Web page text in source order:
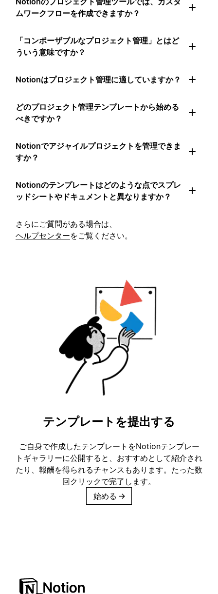
ムワークフローを作成できますか？
「コンポーザブルなプロジェクト管理」とはど
ういう意味ですか？
Notionはプロジェクト管理に適していますか？
どのプロジェクト管理テンプレートから始める
べきですか？
Notionでアジャイルプロジェクトを管理できま
すか？
Notionのテンプレートはどのような点でスプレ
ッドシートやドキュメントと異なりますか？
さらにご質問がある場合は、
ヘルプセンターをご覧ください。
テンプレートを提出する
ご自身で作成したテンプレートをNotionテンプレー
トギャラリーに公開すると、おすすめとして紹介され
たり、報酬を得られるチャンスもあります。たった数
回クリックで完了します。
始める →